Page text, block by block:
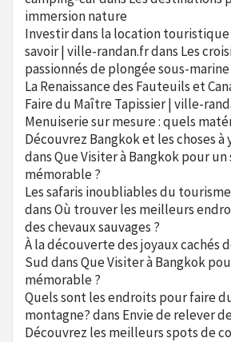
immersion nature
Investir dans la location touristique
savoir | ville-randan.frdans Les
passionnés de plongée sous-marine
La Renaissance des Fauteuils et
Faire du Maître Tapissier | ville-
Menuiserie sur mesure : quels
Découvrez Bangkok et les choses à
dansQue Visiter à Bangkok pour un
mémorable ?
Les safaris inoubliables du
dansOù trouver les meilleurs
des chevaux sauvages ?
À la découverte des joyaux cachés
SuddansQue Visiter à Bangkok
mémorable ?
Quels sont les endroits pour faire
montagne?dans Envie de relever
Découvrez les meilleurs spots de